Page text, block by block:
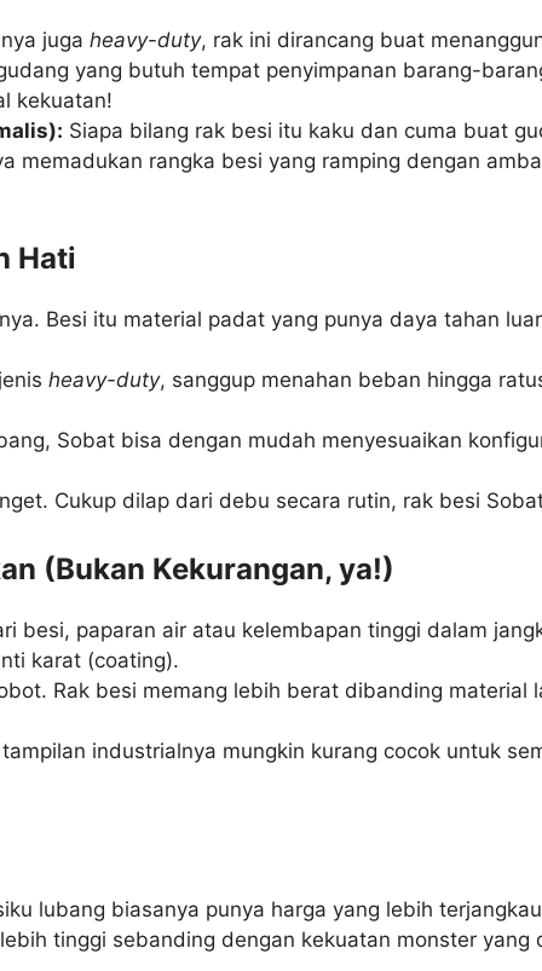
jugaheavy-duty, rak ini dirancang buat
yang butuh tempat penyimpanan barang-
kekuatan!
Siapa bilang rak besi itu kaku dan cuma buat
memadukan rangka besi yang ramping dengan
Hati
Besi itu material padat yang punya daya tahan
heavy-duty, sanggup menahan beban hingga
Sobat bisa dengan mudah menyesuaikan
Cukup dilap dari debu secara rutin, rak besi
(Bukan Kekurangan, ya!)
besi, paparan air atau kelembapan tinggi dalam
karat (coating).
Rak besi memang lebih berat dibanding material
industrialnya mungkin kurang cocok untuk
lubang biasanya punya harga yang lebih
tinggi sebanding dengan kekuatan monster yang